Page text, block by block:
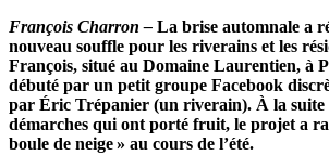
François Charron – La brise automnale a
nouveau souffle pour les riverains et les
François, situé au Domaine Laurentien, à
débuté par un petit groupe Facebook
par Éric Trépanier (un riverain). À la suite
démarches qui ont porté fruit, le projet a
boule de neige » au cours de l’été.